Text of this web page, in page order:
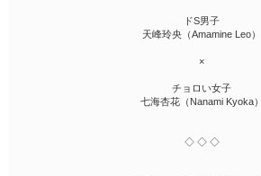
ドS男子
天峰玲央（Amamine Leo）
×
チョロい女子
七海杏花（Nanami Kyoka）
◇ ◇ ◇